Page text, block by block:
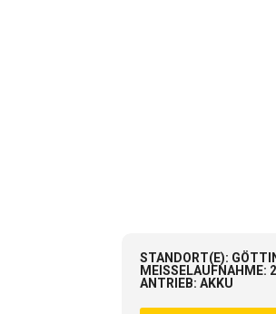
STANDORT(E):
MEISSELAUFNAHME
:
ANTRIEB:AKKU